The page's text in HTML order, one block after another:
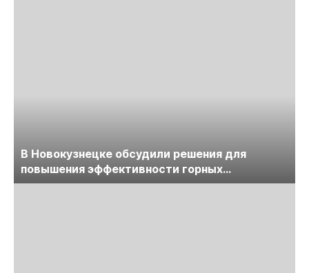
В Новокузнецке обсудили решения для
повышения эффективности горных
предприятий